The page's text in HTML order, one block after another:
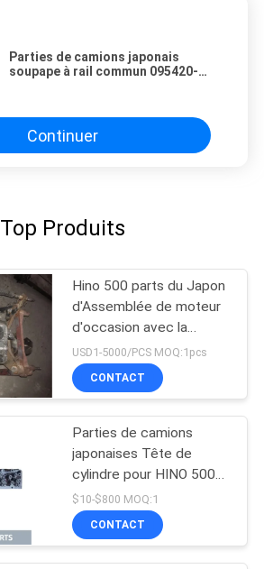
Parties de camions japonais
soupape à rail commun 095420-
Continuer
Top Produits
Hino 500 parts du Japon
d'Assemblée de moteur
d'occasion avec la
transmission pour la
bonne condition de la
gamme J08CT de HINO
USD1-5000/PCS MOQ:1pcs
CONTACT
Parties de camions
japonaises Tête de
cylindre pour HINO 500
RANGER J08C-UJ
J08CT OEM 11101-
E0541
$10-$800 MOQ:1
CONTACT